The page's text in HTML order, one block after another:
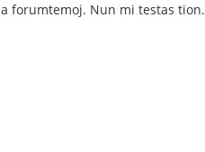
forumtemoj. Nun mi testas tion.